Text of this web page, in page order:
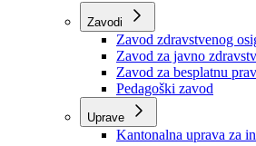
Centar za socijalni rad
Dom za stara i
Kantonalna bolnica
Zavodi
Zavod zdravstvenog
Zavod za javno zdravstvo
Zavod za besplatnu
Pedagoški zavod